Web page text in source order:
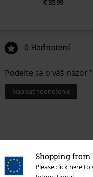
Shopping
Please click here
€ 35,99
0 Hodnotení
Podeľte sa o váš názor
Napísať hodnotenie